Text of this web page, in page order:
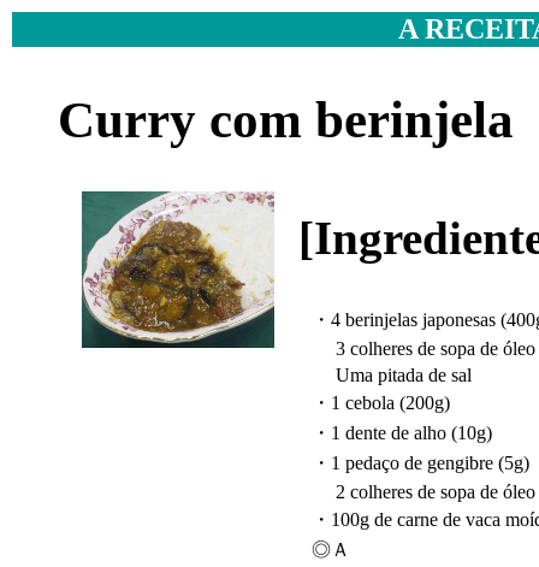
A
Curry com berinjela
・4 berinjelas japonesas
3 colheres de sopa de óleo
Uma pitada de sal
・1 cebola (200g)
・1 dente de alho (10g)
・1 pedaço de gengibre (5g)
2 colheres de sopa de óleo
・100g de carne de vaca
◎Ａ